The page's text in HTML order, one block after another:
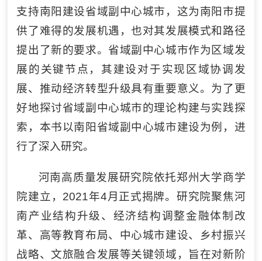
支持南阳建设省域副中心城市，这为南阳市提
供了难得的发展机遇，也对其发展模式和路径
提出了新的要求。省域副中心城市作为区域发
展的关键节点，其建设对于实现区域协调发
展、推动经济转型升级具有重要意义。为了更
好地探讨省域副中心城市的理论构建与实践探
索，本书以南阳省域副中心城市建设为例，进
行了深入研究。
河南高质量发展研究院依托郑州大学商学
院建立，2021年4月正式揭牌。研究院聚焦河
南产业结构升级、经济结构调整金融体制改
革、高等教育布局、中心城市建设、乡村振兴
战略、文旅融合发展等关键领域，旨在对新阶